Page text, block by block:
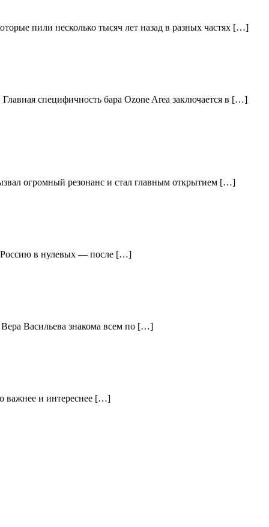
пили несколько тысяч лет назад в разных частях […]
специфичность бара Ozone Area заключается в […]
огромный резонанс и стал главным открытием […]
Россию в нулевых — после […]
Васильева знакома всем по […]
важнее и интереснее […]